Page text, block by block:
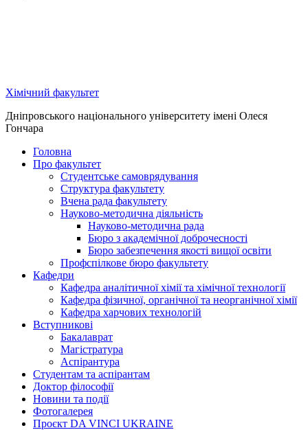
Хімічний факультет
Дніпровського національного університету імені Олеся
Гончара
Головна
Про факультет
Студентське самоврядування
Структура факультету
Вчена рада факультету
Науково-методична діяльність
Науково-методична рада
Бюро з академічної доброчесності
Бюро забезпечення якості вищої освіти
Профспілкове бюро факультету
Кафедри
Кафедра аналітичної хімії та хімічної технології
Кафедра фізичної, органічної та неорганічної хімії
Кафедра харчових технологій
Вступникові
Бакалаврат
Магістратура
Аспірантура
Студентам та аспірантам
Доктор філософії
Новини та події
Фотогалерея
Проєкт DA VINCI UKRAINE